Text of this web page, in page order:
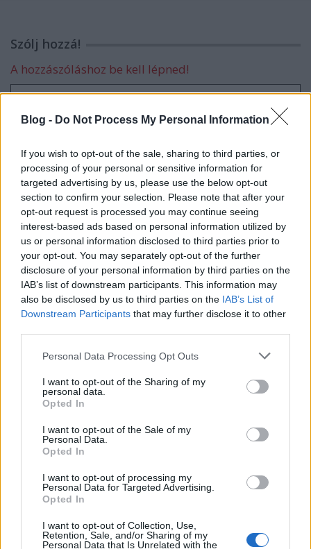
Blog - Do Not Process My Personal Information
If you wish to opt-out of the sale, sharing to third parties, or
processing of your personal or sensitive information for
targeted advertising by us, please use the below opt-out
section to confirm your selection. Please note that after your
opt-out request is processed you may continue seeing
interest-based ads based on personal information utilized by
us or personal information disclosed to third parties prior to
your opt-out. You may separately opt-out of the further
disclosure of your personal information by third parties on the
IAB’s list of downstream participants. This information may
also be disclosed by us to third parties on the IAB’s List of
Downstream Participants that may further disclose it to other
Please note that this website/app uses one or more Google
not limited to your visit or usage behaviour. You may click to
grant or deny consent to Google and its third-party tags to
use your data for below specified purposes in below Google
consent section.
Personal Data Processing Opt Outs
I want to opt-out of the Sharing of my
personal data.
Opted In
I want to opt-out of the Sale of my
Personal Data.
Opted In
I want to opt-out of processing my
Personal Data for Targeted Advertising.
Opted In
I want to opt-out of Collection, Use,
Retention, Sale, and/or Sharing of my
Personal Data that Is Unrelated with the
Szólj hozzá!
A hozzászóláshoz be kell lépned!
VAGY
Ibigoo
sajtómunkások bemószerolása...
18 éve
Nem olvastam a cikket, de ha Csontos a médiát
hibáztatja, nyílván ez marhaság. A forgalmi igazgató
vezetékneve véletlenül jól jellemzi őt.
Bár ő éppen régi szaki, de egyszerűen kiöregedett. A
csak "manager"-ek.